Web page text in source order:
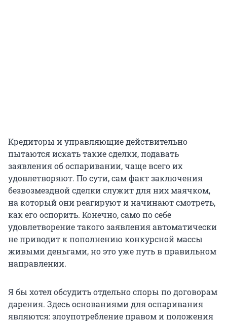
Кредиторы и управляющие действительно
пытаются искать такие сделки, подавать
заявления об оспаривании, чаще всего их
удовлетворяют. По сути, сам факт заключения
безвозмездной сделки служит для них маячком,
на который они реагируют и начинают смотреть,
как его оспорить. Конечно, само по себе
удовлетворение такого заявления автоматически
не приводит к пополнению конкурсной массы
живыми деньгами, но это уже путь в правильном
направлении.
Я бы хотел обсудить отдельно споры по договорам
дарения. Здесь основаниями для оспаривания
являются: злоупотребление правом и положения